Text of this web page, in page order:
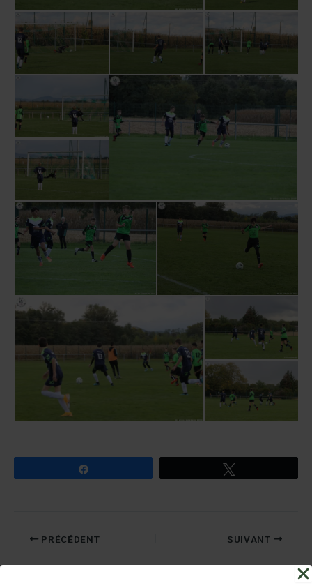
PRÉCÉDENT SUIVANT